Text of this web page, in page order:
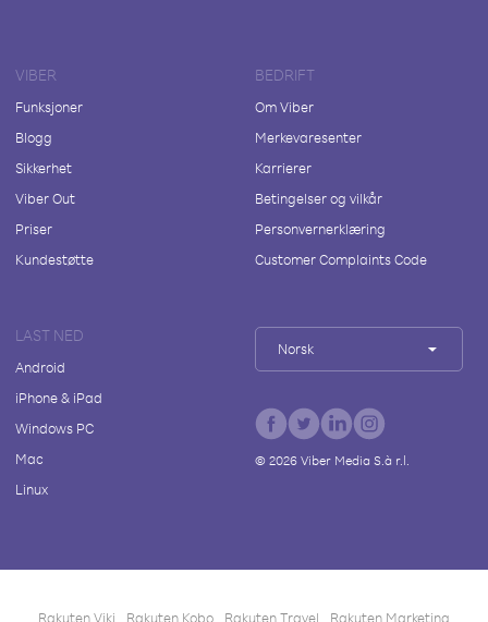
VIBER
Funksjoner
Blogg
Sikkerhet
Viber Out
Priser
Kundestøtte
BEDRIFT
Om Viber
Merkevaresenter
Karrierer
Betingelser og vilkår
Personvernerklæring
Customer Complaints Code
LAST NED
Android
iPhone & iPad
Windows PC
Mac
Linux
Norsk
© 2026Viber Media S.à r.l.
Rakuten Viki Rakuten Kobo Rakuten Travel Rakuten Marketing